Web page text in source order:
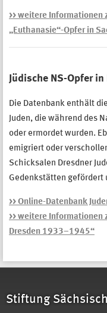
>> weitere Informationen
„Euthanasie“-Opfer in
Jüdische NS-Opfer
Die Datenbank enthält
Juden, die während des
oder ermordet wurden.
emigriert oder
Schicksalen Dresdner
Gedenkstätten gefördert
>> Online-Datenbank
>> weitere Informationen
Dresden 1933–1945“
Stiftung